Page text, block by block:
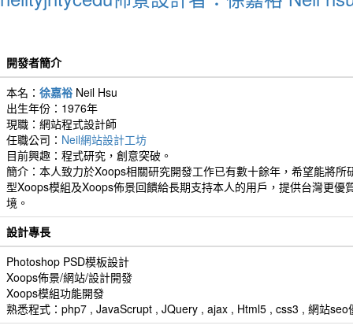
開發者簡介
本名： 徐嘉裕 Neil Hsu
出生年份：1976年
現職：網站程式設計師
任職公司： Neil網站設計工坊
目前興趣：程式研究，創意突破。
簡介：本人致力於Xoops相關研究開發工作已有數十餘年，希望能將所
型Xoops模組及Xoops佈景回饋給長期支持本人的用戶，提供台灣更優
境。
設計專長
Photoshop PSD模板設計
Xoops佈景/網站/設計開發
Xoops模組功能開發
熟悉程式：php7 , JavaScrupt , JQuery , ajax , Html5 , css3 , 網站seo